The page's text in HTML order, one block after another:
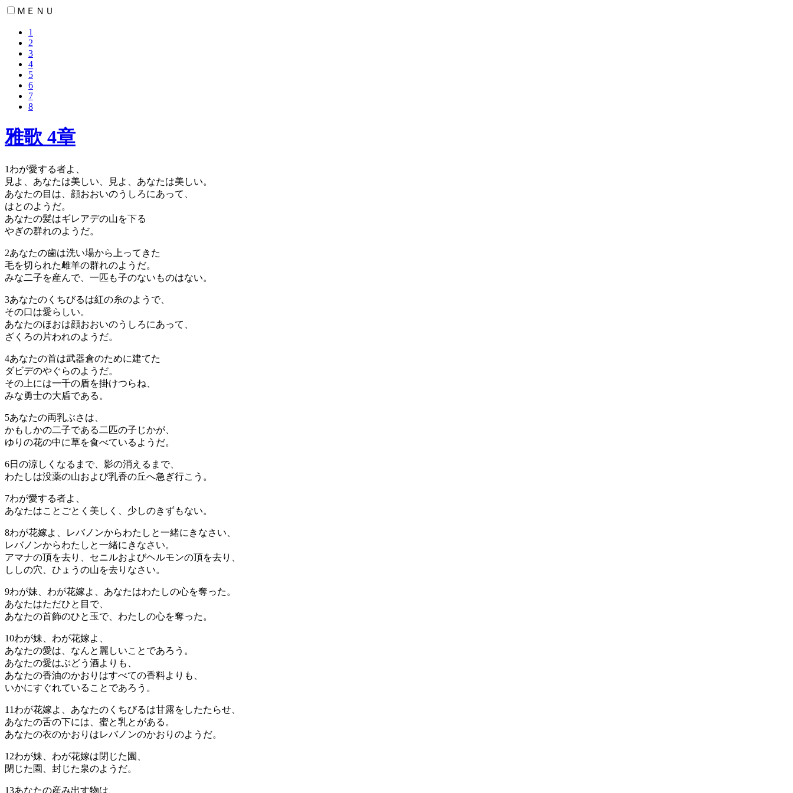
ＭＥＮＵ
1
2
3
4
5
6
7
8
雅歌 4章
1 わが愛する者よ、
見よ、あなたは美しい、見よ、あなたは美しい。
あなたの目は、顔おおいのうしろにあって、
はとのようだ。
あなたの髪はギレアデの山を下る
やぎの群れのようだ。
2あなたの歯は洗い場から上ってきた
毛を切られた雌羊の群れのようだ。
みな二子を産んで、一匹も子のないものはない。
3あなたのくちびるは紅の糸のようで、
その口は愛らしい。
あなたのほおは顔おおいのうしろにあって、
ざくろの片われのようだ。
4あなたの首は武器倉のために建てた
ダビデのやぐらのようだ。
その上には一千の盾を掛けつらね、
みな勇士の大盾である。
5あなたの両乳ぶさは、
かもしかの二子である二匹の子じかが、
ゆりの花の中に草を食べているようだ。
6日の涼しくなるまで、影の消えるまで、
わたしは没薬の山および乳香の丘へ急ぎ行こう。
7わが愛する者よ、
あなたはことごとく美しく、少しのきずもない。
8わが花嫁よ、レバノンからわたしと一緒にきなさい、
レバノンからわたしと一緒にきなさい。
アマナの頂を去り、セニルおよびヘルモンの頂を去り、
ししの穴、ひょうの山を去りなさい。
9わが妹、わが花嫁よ、あなたはわたしの心を奪った。
あなたはただひと目で、
あなたの首飾のひと玉で、わたしの心を奪った。
10わが妹、わが花嫁よ、
あなたの愛は、なんと麗しいことであろう。
あなたの愛はぶどう酒よりも、
あなたの香油のかおりはすべての香料よりも、
いかにすぐれていることであろう。
11 わが花嫁よ、あなたのくちびるは甘露をしたたらせ、
あなたの舌の下には、蜜と乳とがある。
あなたの衣のかおりはレバノンのかおりのようだ。
12わが妹、わが花嫁は閉じた園、
閉じた園、封じた泉のようだ。
13あなたの産み出す物は、